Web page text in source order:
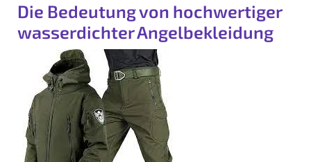
Die Bedeutung von hochwertiger
wasserdichter Angelbekleidung